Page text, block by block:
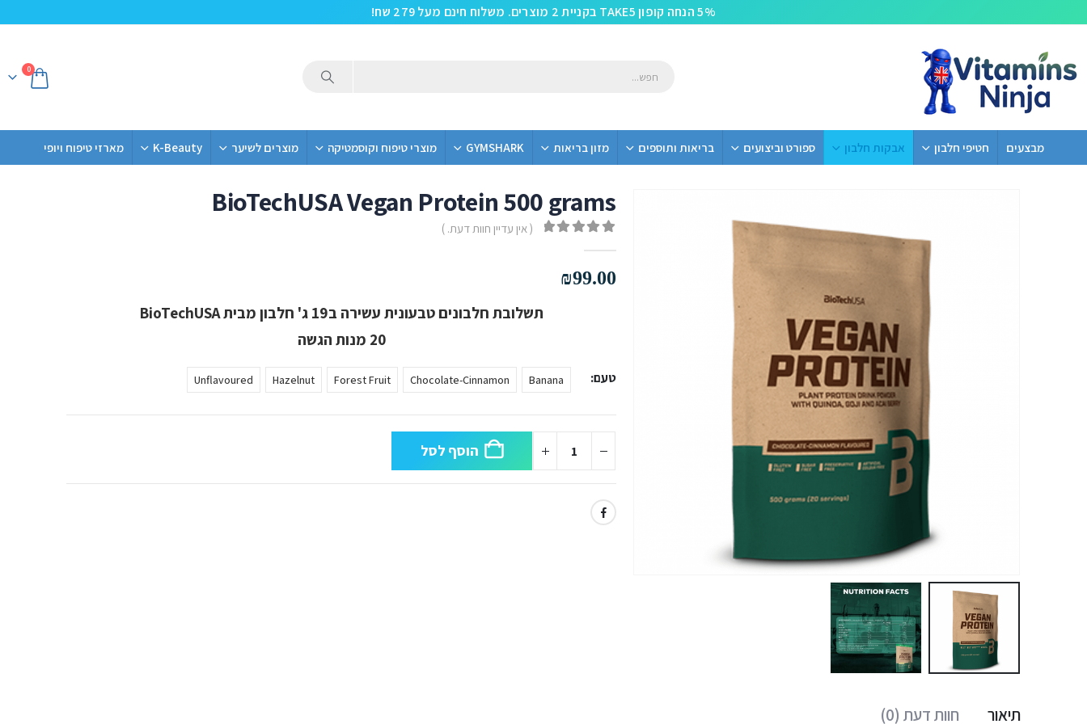
5% הנחה קופון TAKE5 בקניית 2 מוצרים. משלוח חינם מעל 279 שח!
0
מבצעים חטיפי חלבון אבקות חלבון ספורט וביצועים בריאות ותוספים מזון בריאות GYMSHARK מוצרי טיפוח וקוסמטיקה מוצרים לשיער K-Beauty מארזי טיפוח ויופי
BioTechUSA Vegan Protein 500 grams
( אין עדיין חוות דעת. )
₪99.00
תשלובת חלבונים טבעונית עשירה ב19 ג' חלבון מבית BioTechUSA
20 מנות הגשה
טעם Banana
Chocolate-Cinnamon
Forest Fruit
Hazelnut
Unflavoured
הוסף לסל
תיאור חוות דעת (0)